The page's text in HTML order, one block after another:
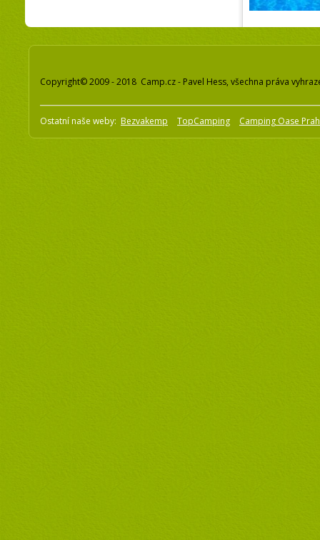
Copyright© 2009 - 2018 Camp.cz - Pavel Hess, všechna práva
Ostatní naše weby: Bezvakemp TopCamping Camping Oase